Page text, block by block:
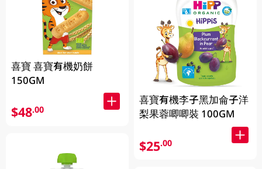
喜寶 喜寶有機奶餅
150GM
$48.00
喜寶有機李子黑加侖子洋
梨果蓉唧唧裝 100GM
$25.00